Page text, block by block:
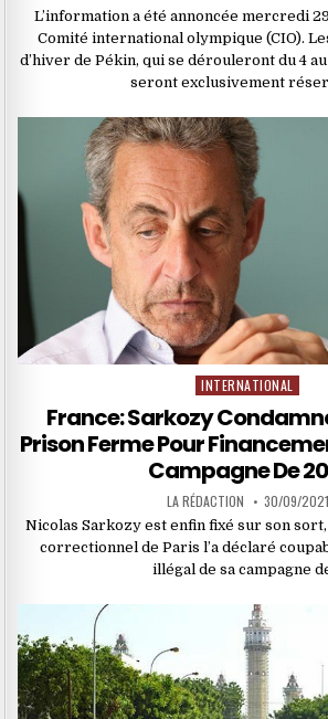
L’information a été annoncée mercredi
Comité international olympique (CIO).
d’hiver de Pékin, qui se dérouleront du 4
seront exclusivement
Posted
INTERNATIONAL
France: Sarkozy
Prison Ferme Pour
Campagne De
LA RÉDACTION 30/09/2021
Nicolas Sarkozy est enfin fixé sur son
correctionnel de Paris l’a déclaré
illégal de sa campagne